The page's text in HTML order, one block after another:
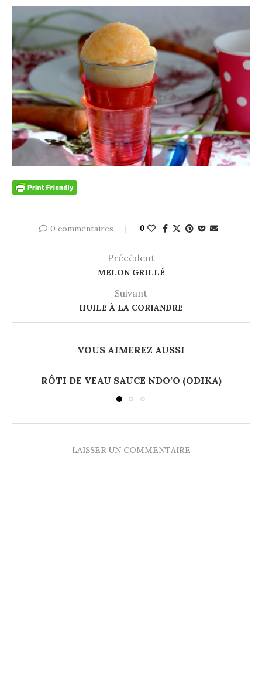
0 commentaires 0
Précédent
MELON GRILLÉ
Suivant
HUILE À LA CORIANDRE
VOUS AIMEREZ AUSSI
RÔTI DE VEAU SAUCE NDO’O (ODIKA)
LAISSER UN COMMENTAIRE